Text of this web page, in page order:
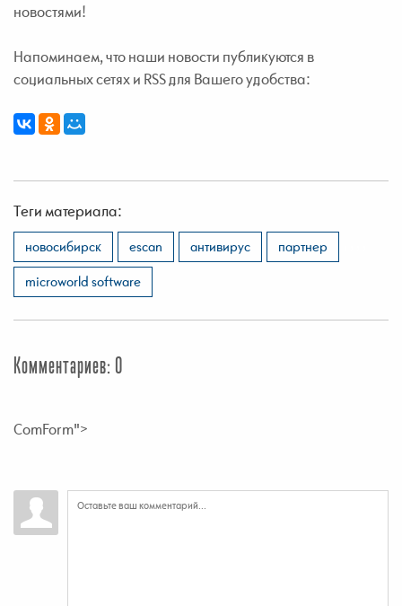
новостями!
Напоминаем, что наши новости публикуются в
социальных сетях и RSS для Вашего удобства:
Теги материала:
новосибирск escan антивирус партнер
microworld software
Комментариев: 0
ComForm">